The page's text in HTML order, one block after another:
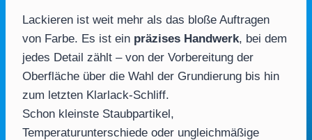
Lackieren ist weit mehr als das bloße Auftragen
von Farbe. Es ist ein präzises Handwerk, bei dem
jedes Detail zählt – von der Vorbereitung der
Oberfläche über die Wahl der Grundierung bis hin
zum letzten Klarlack-Schliff.
Schon kleinste Staubpartikel,
Temperaturunterschiede oder ungleichmäßige